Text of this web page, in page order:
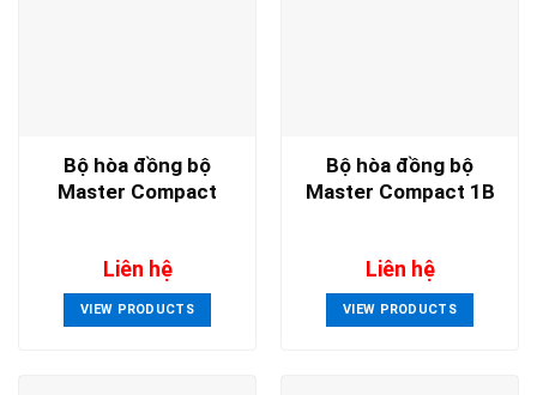
Bộ hòa đồng bộ
Master Compact
Liên hệ
VIEW PRODUCTS
Bộ hòa đồng bộ
Master Compact 1B
Liên hệ
VIEW PRODUCTS